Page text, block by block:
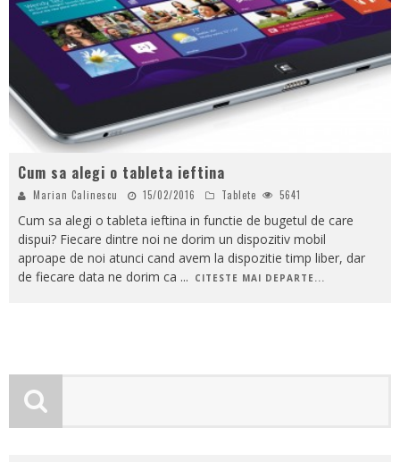
Cum sa alegi o tableta ieftina
Marian Calinescu 15/02/2016 Tablete 5641
Cum sa alegi o tableta ieftina in functie de bugetul de care
dispui? Fiecare dintre noi ne dorim un dispozitiv mobil
aproape de noi atunci cand avem la dispozitie timp liber, dar
de fiecare data ne dorim ca ... CITESTE MAI DEPARTE...